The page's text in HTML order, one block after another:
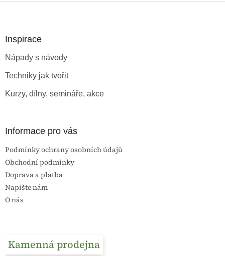
Inspirace
Nápady s návody
Techniky jak tvořit
Kurzy, dílny, semináře, akce
Informace pro vás
Podmínky ochrany osobních údajů
Obchodní podmínky
Doprava a platba
Napište nám
O nás
Kamenná prodejna